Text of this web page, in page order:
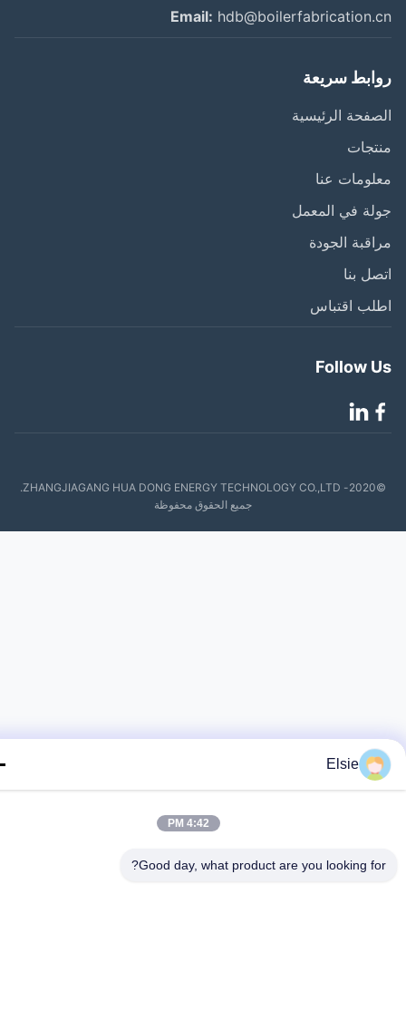
Email:
سريعة
الرئيسية
عنا
في المعمل
الجودة
بنا
اقتباس
Follow
©2020- ZHANGJIAGANG HUA DONG ENERGY TECHNOLOGY CO.,LTD.
جميع الحقوق محفوظة
Elsie
4:42 PM
Good day, what product are you looking